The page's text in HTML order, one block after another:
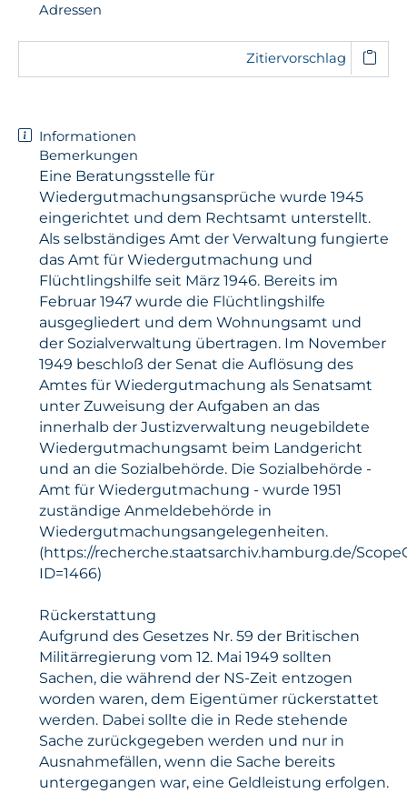
Adressen
Zitiervorschlag
Informationen
Bemerkungen
Eine Beratungsstelle für
Wiedergutmachungsansprüche wurde 1945
eingerichtet und dem Rechtsamt unterstellt.
Als selbständiges Amt der Verwaltung fungierte
das Amt für Wiedergutmachung und
Flüchtlingshilfe seit März 1946. Bereits im
Februar 1947 wurde die Flüchtlingshilfe
ausgegliedert und dem Wohnungsamt und
der Sozialverwaltung übertragen. Im November
1949 beschloß der Senat die Auflösung des
Amtes für Wiedergutmachung als Senatsamt
unter Zuweisung der Aufgaben an das
innerhalb der Justizverwaltung neugebildete
Wiedergutmachungsamt beim Landgericht
und an die Sozialbehörde. Die Sozialbehörde -
Amt für Wiedergutmachung - wurde 1951
zuständige Anmeldebehörde in
Wiedergutmachungsangelegenheiten.
(https://recherche.staatsarchiv.hamburg.de/
ID=1466)
Rückerstattung
Aufgrund des Gesetzes Nr. 59 der Britischen
Militärregierung vom 12. Mai 1949 sollten
Sachen, die während der NS-Zeit entzogen
worden waren, dem Eigentümer rückerstattet
werden. Dabei sollte die in Rede stehende
Sache zurückgegeben werden und nur in
Ausnahmefällen, wenn die Sache bereits
untergegangen war, eine Geldleistung erfolgen.